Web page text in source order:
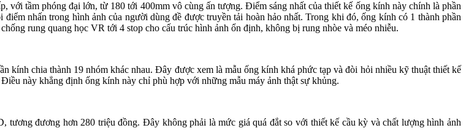
với tầm phóng đại lớn, từ 180 tới 400mm vô cùng ấn tượng. Điểm sáng nhất của thiết kế ống kính này chính là phần
nhấn trong hình ảnh của người dùng đề được truyền tải hoàn hảo nhất. Trong khi đó, ống kính có 1 thành phần
rung quang học VR tới 4 stop cho cấu trúc hình ảnh ổn định, không bị rung nhòe và méo nhiễu.
kính chia thành 19 nhóm khác nhau. Đây được xem là mẫu ống kính khá phức tạp và đòi hỏi nhiều kỹ thuật thiết kế
này khẳng định ống kính này chỉ phù hợp với những mẫu máy ảnh thật sự khủng.
đương hơn 280 triệu đồng. Đây không phải là mức giá quá đắt so với thiết kế cầu kỳ và chất lượng hình ảnh